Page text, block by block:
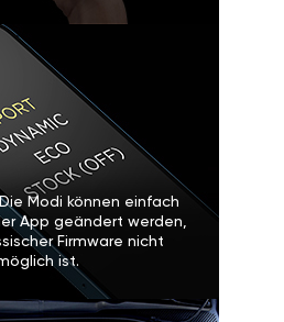
Modi können einfach
App geändert werden,
Firmware nicht
ist.